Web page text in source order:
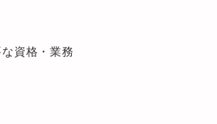
資格・業務